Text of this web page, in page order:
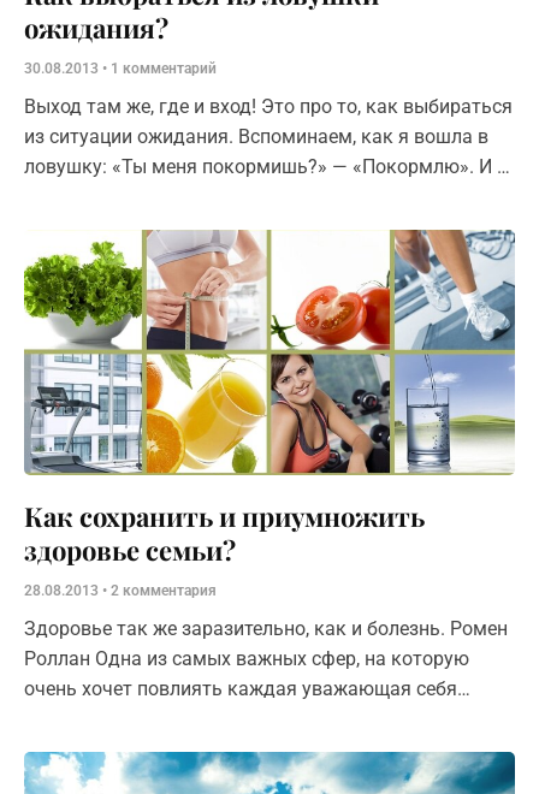
ожидания?
30.08.2013 1 комментарий
Выход там же, где и вход! Это про то, как выбираться
из ситуации ожидания. Вспоминаем, как я вошла в
ловушку: «Ты меня покормишь?» — «Покормлю». И я
Как сохранить и приумножить
здоровье семьи?
28.08.2013 2 комментария
Здоровье так же заразительно, как и болезнь. Ромен
Роллан Одна из самых важных сфер, на которую
очень хочет повлиять каждая уважающая себя
близких.